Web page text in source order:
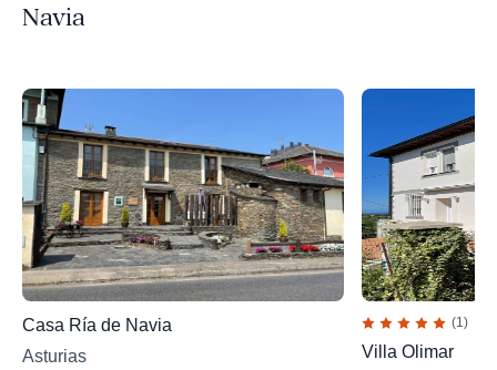
Navia
Casa Ría de Navia
Asturias
(1)
Villa Olimar